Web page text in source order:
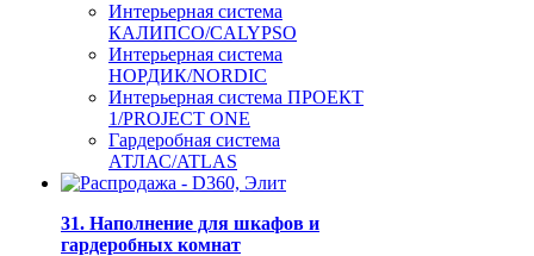
Интерьерная система
КАЛИПСО/CALYPSO
Интерьерная система
НОРДИК/NORDIC
Интерьерная система ПРОЕКТ
1/PROJECT ONE
Гардеробная система
АТЛАС/ATLAS
31. Наполнение для шкафов и
гардеробных комнат